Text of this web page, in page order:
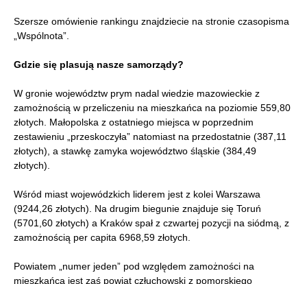
Szersze omówienie rankingu znajdziecie na stronie czasopisma
„Wspólnota”.
Gdzie się plasują nasze samorządy?
W gronie województw prym nadal wiedzie mazowieckie z
zamożnością w przeliczeniu na mieszkańca na poziomie 559,80
złotych. Małopolska z ostatniego miejsca w poprzednim
zestawieniu „przeskoczyła” natomiast na przedostatnie (387,11
złotych), a stawkę zamyka województwo śląskie (384,49
złotych).
Wśród miast wojewódzkich liderem jest z kolei Warszawa
(9244,26 złotych). Na drugim biegunie znajduje się Toruń
(5701,60 złotych) a Kraków spał z czwartej pozycji na siódmą, z
zamożnością per capita 6968,59 złotych.
Powiatem „numer jeden” pod względem zamożności na
mieszkańca jest zaś powiat człuchowski z pomorskiego